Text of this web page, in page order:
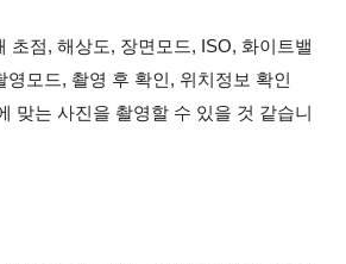
초점, 해상도, 장면모드, ISO, 화이트밸
모드, 촬영 후 확인, 위치정보 확인
맞는 사진을 촬영할 수 있을 것 같습니